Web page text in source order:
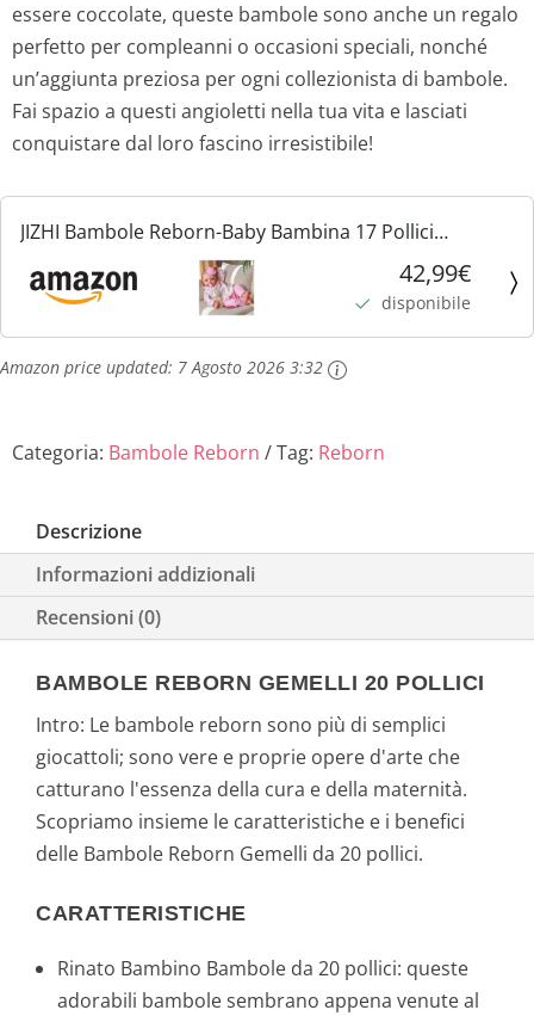
essere coccolate, queste bambole sono anche un regalo
perfetto per compleanni o occasioni speciali, nonché
un’aggiunta preziosa per ogni collezionista di bambole.
Fai spazio a questi angioletti nella tua vita e lasciati
conquistare dal loro fascino irresistibile!
JIZHI Bambole Reborn-Baby Bambina 17 Pollici
Realistiche Neonate Bambole Vita Reale con Corpo in
Tessuto Morbido e Occhi Aperti con Set Regalo per
42,99€
disponibile
Amazon price updated: 7 Agosto 2026 3:32
Categoria: Bambole Reborn Tag: Reborn
Descrizione
Informazioni addizionali
Recensioni (0)
BAMBOLE REBORN GEMELLI 20 POLLICI
Intro: Le bambole reborn sono più di semplici
giocattoli; sono vere e proprie opere d'arte che
catturano l'essenza della cura e della maternità.
Scopriamo insieme le caratteristiche e i benefici
delle Bambole Reborn Gemelli da 20 pollici.
CARATTERISTICHE
Rinato Bambino Bambole da 20 pollici: queste
adorabili bambole sembrano appena venute al